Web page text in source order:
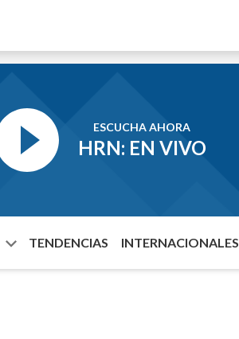
ESCUCHA AHORA
HRN: EN VIVO
TENDENCIAS INTERNACIONALES